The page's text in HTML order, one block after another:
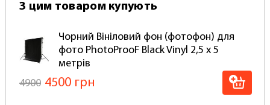
Для вінілового фону можна використовувати
паперових фонів.
Чому варто вибрати вініловий фон:
Вініловий фон набагато довговічніший у
З цим товаром купують
Чорний Вініловий фон (фотофон) для
фото PhotoProoF Black Vinyl 2,5 х 5
метрів
4900 4500 грн